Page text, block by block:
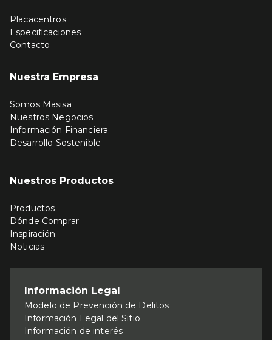
Placacentros
Especificaciones
Contacto
Nuestra Empresa
Somos Masisa
Nuestros Negocios
Información Financiera
Desarrollo Sostenible
Nuestros Productos
Productos
Dónde Comprar
Inspiración
Noticias
Información Legal
Modelo de Prevención de Delitos
Información Legal del Sitio
Información de interés